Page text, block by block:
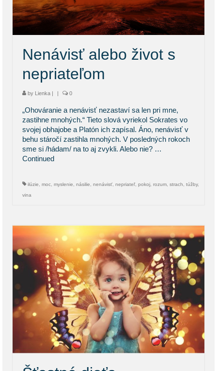
KONTAKT
BLOG
Nenávisť alebo život s
nepriateľom
by Lienka | | 0
„Ohováranie a nenávisť nezastaví sa len pri mne,
zastihne mnohých.“ Tieto slová vyriekol Sokrates vo
svojej obhajobe a Platón ich zapísal. Áno, nenávisť v
behu stáročí zastihla mnohých. V posledných rokoch
sme si /hádam/ na to aj zvykli. Alebo nie? …
Continued
ilúzie moc myslenie násilie nenávisť nepriateľ pokoj rozum strach túžby,
vina